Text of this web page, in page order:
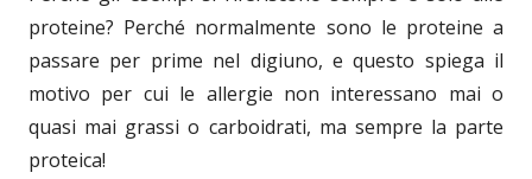
proteine? Perché normalmente sono le proteine a
passare per prime nel digiuno, e questo spiega il
motivo per cui le allergie non interessano mai o
quasi mai grassi o carboidrati, ma sempre la parte
proteica!